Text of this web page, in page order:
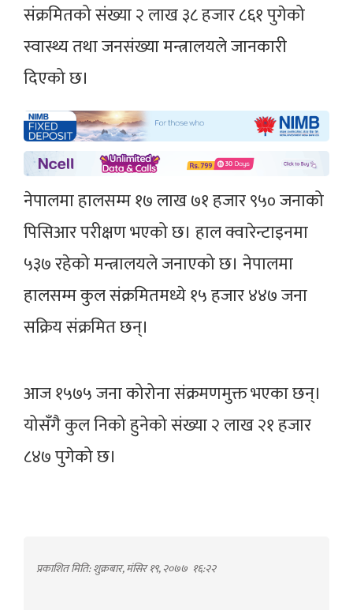
संक्रमितको संख्या २ लाख ३८ हजार ८६१ पुगेको
स्वास्थ्य तथा जनसंख्या मन्त्रालयले जानकारी
दिएको छ।
नेपालमा हालसम्म १७ लाख ७१ हजार ९५० जनाको
पिसिआर परीक्षण भएको छ। हाल क्वारेन्टाइनमा
५३७ रहेको मन्त्रालयले जनाएको छ। नेपालमा
हालसम्म कुल संक्रमितमध्ये १५ हजार ४४७ जना
सक्रिय संक्रमित छन्।
आज १५७५ जना कोरोना संक्रमणमुक्त भएका छन्।
योसँगै कुल निको हुनेको संख्या २ लाख २१ हजार
८४७ पुगेको छ।
प्रकाशित मिति: शुक्रबार, मंसिर १९, २०७७ १६:२२